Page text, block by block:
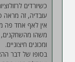
כשיורדים
עובדיה, זה
אין לאף אחד פה
משהו
ומכונים חיצוניים.
בסופו של דבר